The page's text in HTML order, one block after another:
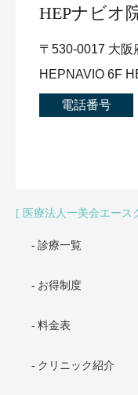
HEPナビオ
〒530-0017 大
HEPNAVIO 6F
電話番号
医療法人一美会エース
診療一覧
お得制度
料金表
クリニック紹介